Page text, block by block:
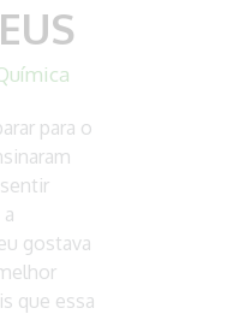
para o
gostava
que essa